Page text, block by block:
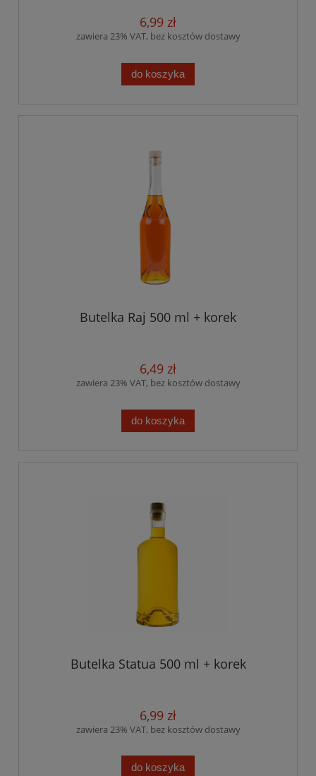
6,99 zł
zawiera 23% VAT, bez kosztów dostawy
do koszyka
Butelka Raj 500 ml + korek
6,49 zł
zawiera 23% VAT, bez kosztów dostawy
do koszyka
Butelka Statua 500 ml + korek
6,99 zł
zawiera 23% VAT, bez kosztów dostawy
do koszyka